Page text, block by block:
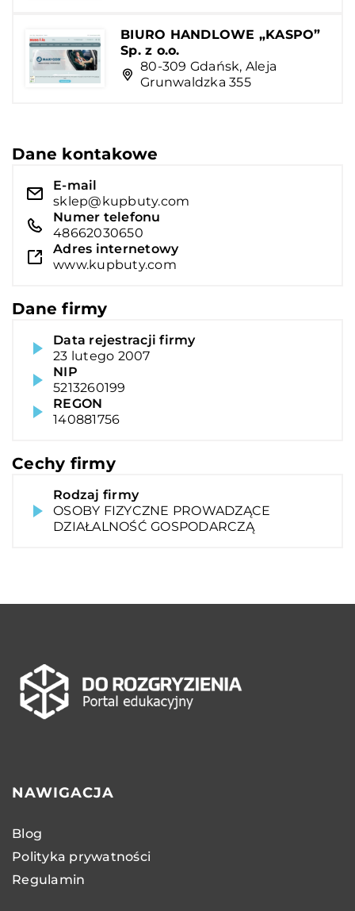
BIURO HANDLOWE „KASPO”
Sp. z o.o.
80-309 Gdańsk, Aleja
Grunwaldzka 355
Dane kontakowe
E-mail
sklep@kupbuty.com
Numer telefonu
48662030650
Adres internetowy
www.kupbuty.com
Dane firmy
Data rejestracji firmy
23 lutego 2007
NIP
5213260199
REGON
140881756
Cechy firmy
Rodzaj firmy
OSOBY FIZYCZNE PROWADZĄCE
DZIAŁALNOŚĆ GOSPODARCZĄ
NAWIGACJA
Blog
Polityka prywatności
Regulamin